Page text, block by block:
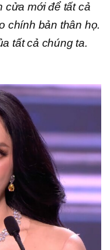
cửa mới để tất cả
chính bản thân họ.
tất cả chúng ta.